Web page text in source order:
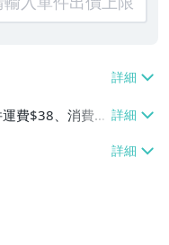
費$38、消費滿
【單件運費$4